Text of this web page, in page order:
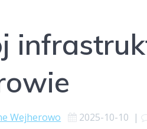
Wejherowo 2025-10-10 |